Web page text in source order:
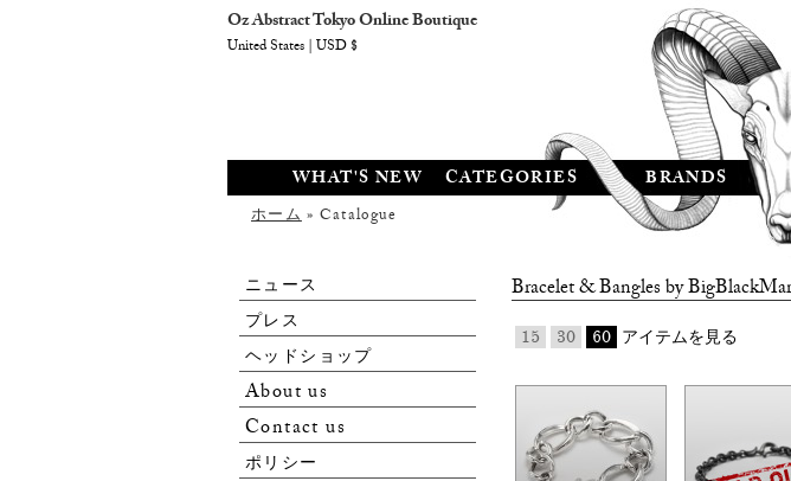
WHAT'S NEW CATEGORIES BRANDS
ホーム» Catalogue
ニュース
プレス
ヘッドショップ
About us
Contact us
ポリシー
Bracelet & Bangles by
15 30 60 アイテムを見る
Oz Abstract Tokyo Online Boutique
United States | USD $